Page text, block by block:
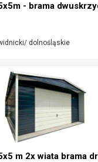
- brama
dolnośląskie
m 2x wiata brama